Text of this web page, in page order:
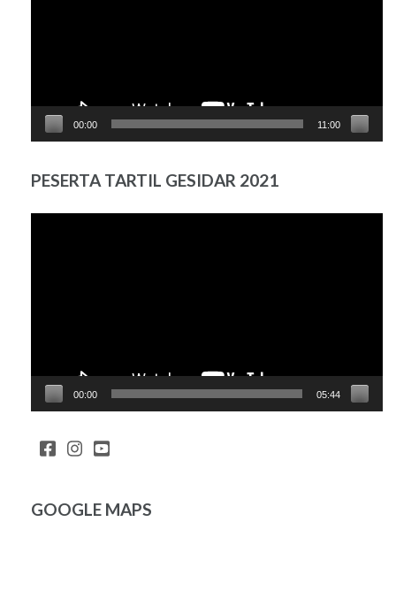
00:00 11:00
PESERTA TARTIL GESIDAR 2021
00:00 05:44
GOOGLE MAPS